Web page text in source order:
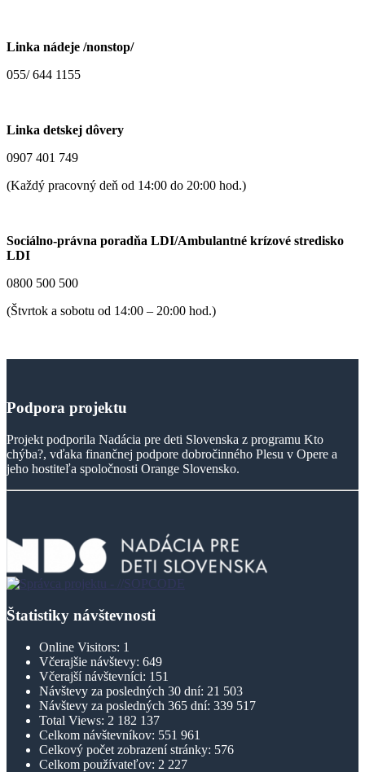
Linka nádeje /nonstop/
055/ 644 1155
Linka detskej dôvery
0907 401 749
(Každý pracovný deň od 14:00 do 20:00 hod.)
Sociálno-právna poradňa LDI/Ambulantné krízové stredisko
LDI
0800 500 500
(Štvrtok a sobotu od 14:00 – 20:00 hod.)
Podpora projektu
Projekt podporila Nadácia pre deti Slovenska z programu Kto
chýba?, vďaka finančnej podpore dobročinného Plesu v Opere a
jeho hostiteľa spoločnosti Orange Slovensko.
Štatistiky návštevnosti
Online Visitors: 1
Včerajšie návštevy: 649
Včerajší návštevníci: 151
Návštevy za posledných 30 dní: 21 503
Návštevy za posledných 365 dní: 339 517
Total Views: 2 182 137
Celkom návštevníkov: 551 961
Celkový počet zobrazení stránky: 576
Celkom používateľov: 2 227